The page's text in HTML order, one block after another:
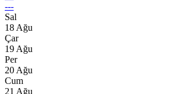
---
Sal
18 Ağu
Çar
19 Ağu
Per
20 Ağu
Cum
21 Ağu